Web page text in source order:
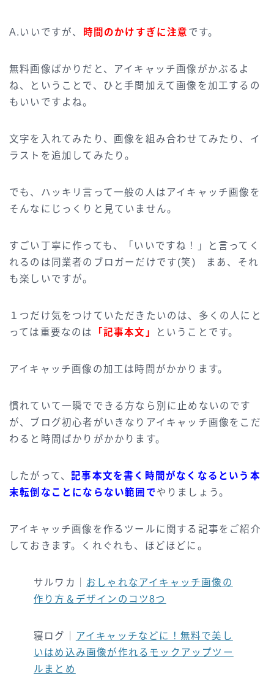
A.いいですが、 時間のかけすぎに注意 です。
無料画像ばかりだと、アイキャッチ画像がかぶるよ
ね、ということで、ひと手間加えて画像を加工するの
もいいですよね。
文字を入れてみたり、画像を組み合わせてみたり、イ
ラストを追加してみたり。
でも、ハッキリ言って一般の人はアイキャッチ画像を
そんなにじっくりと見ていません。
すごい丁寧に作っても、「いいですね！」と言ってく
れるのは同業者のブロガーだけです(笑) まあ、それ
も楽しいですが。
１つだけ気をつけていただきたいのは、多くの人にと
っては重要なのは
「記事本文」 ということです。
アイキャッチ画像の加工は時間がかかります。
慣れていて一瞬でできる方なら別に止めないのです
が、ブログ初心者がいきなりアイキャッチ画像をこだ
わると時間ばかりがかかります。
したがって、記事本文を書く時間がなくなるという本
末転倒なことにならない範囲でやりましょう。
アイキャッチ画像を作るツールに関する記事をご紹介
しておきます。くれぐれも、ほどほどに。
サルワカ｜ おしゃれなアイキャッチ画像の
作り方＆デザインのコツ8つ
寝ログ｜
アイキャッチなどに！無料で美し
いはめ込み画像が作れるモックアップツー
ルまとめ